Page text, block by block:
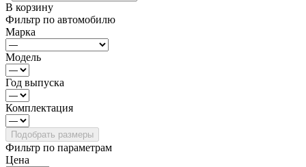
В корзину
Фильтр по автомобилю
Марка
Модель
Год выпуска
Комплектация
Фильтр по параметрам
Цена